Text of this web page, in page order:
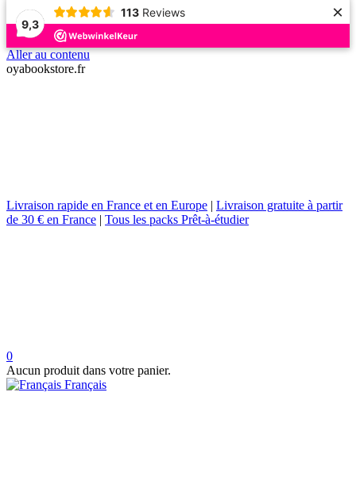
9,3
113 Reviews ×
Aller au contenu
oyabookstore.fr
Livraison rapide en France et en Europe | Livraison gratuite à partir
de 30 € en France | Tous les packs Prêt-à-étudier
0
Aucun produit dans votre panier.
Français